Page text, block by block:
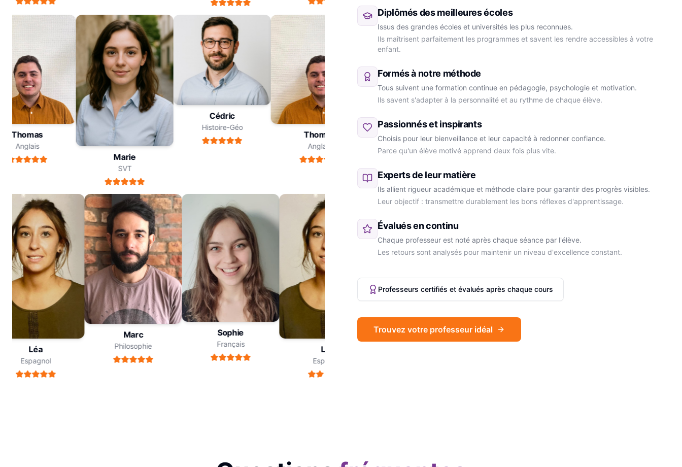
Thomas
Anglais
Marie
SVT
Cédric
Histoire-Géo
Thomas
Anglais
Marie
Léa
Espagnol
Marc
Philosophie
Sophie
Français Léa
Espagnol
Marc Sophie
Français
Diplômés des meilleures écoles
Issus des grandes écoles et universités les plus reconnues.
Ils maîtrisent parfaitement les programmes et savent les rendre accessibles à votre
enfant.
Formés à notre méthode
Tous suivent une formation continue en pédagogie, psychologie et motivation.
Ils savent s'adapter à la personnalité et au rythme de chaque élève.
Passionnés et inspirants
Choisis pour leur bienveillance et leur capacité à redonner confiance.
Parce qu'un élève motivé apprend deux fois plus vite.
Experts de leur matière
Ils allient rigueur académique et méthode claire pour garantir des progrès visibles.
Leur objectif : transmettre durablement les bons réflexes d'apprentissage.
Évalués en continu
Chaque professeur est noté après chaque séance par l'élève.
Les retours sont analysés pour maintenir un niveau d'excellence constant.
Professeurs certifiés et évalués après chaque cours
Trouvez votre professeur idéal